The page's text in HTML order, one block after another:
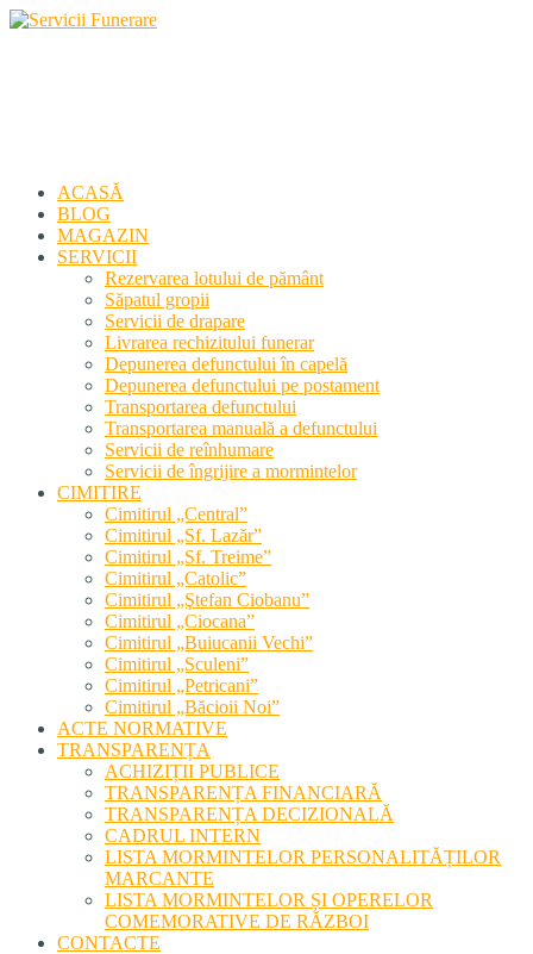
ACASĂ
BLOG
MAGAZIN
SERVICII
Rezervarea lotului de pământ
Săpatul gropii
Servicii de drapare
Livrarea rechizitului funerar
Depunerea defunctului în capelă
Depunerea defunctului pe postament
Transportarea defunctului
Transportarea manuală a defunctului
Servicii de reînhumare
Servicii de îngrijire a mormintelor
CIMITIRE
Cimitirul „Central”
Cimitirul „Sf. Lazăr”
Cimitirul „Sf. Treime”
Cimitirul „Catolic”
Cimitirul „Ştefan Ciobanu”
Cimitirul „Ciocana”
Cimitirul „Buiucanii Vechi”
Cimitirul „Sculeni”
Cimitirul „Petricani”
Cimitirul „Băcioii Noi”
ACTE NORMATIVE
TRANSPARENȚA
ACHIZIȚII PUBLICE
TRANSPARENȚA FINANCIARĂ
TRANSPARENȚA DECIZIONALĂ
CADRUL INTERN
LISTA MORMINTELOR PERSONALITĂȚILOR
MARCANTE
LISTA MORMINTELOR ȘI OPERELOR
COMEMORATIVE DE RĂZBOI
CONTACTE